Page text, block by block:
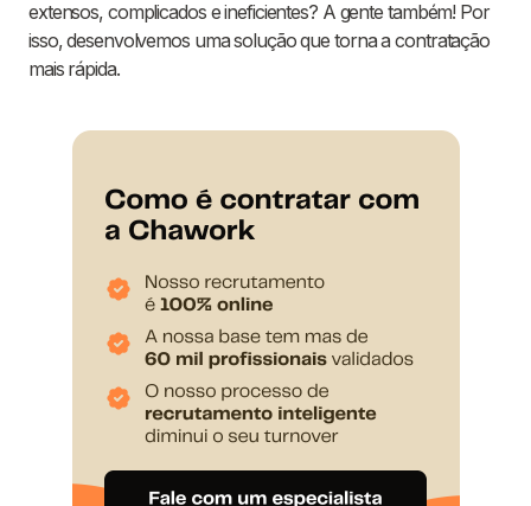
extensos, complicados e ineficientes? A gente também! Por
isso, desenvolvemos uma solução que torna a contratação
mais rápida.